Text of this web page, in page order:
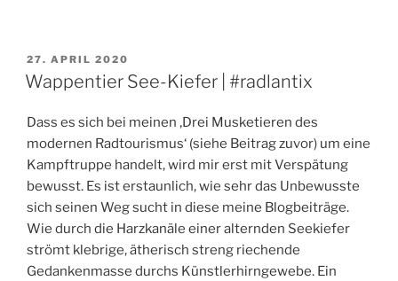
VERÖFFENTLICHT
AM
27. APRIL 2020
Wappentier See-Kiefer | #radlantix
Dass es sich bei meinen ‚Drei Musketieren des
modernen Radtourismus‘ (siehe Beitrag zuvor) um eine
Kampftruppe handelt, wird mir erst mit Verspätung
bewusst. Es ist erstaunlich, wie sehr das Unbewusste
sich seinen Weg sucht in diese meine Blogbeiträge.
Wie durch die Harzkanäle einer alternden Seekiefer
strömt klebrige, ätherisch streng riechende
Gedankenmasse durchs Künstlerhirngewebe. Ein